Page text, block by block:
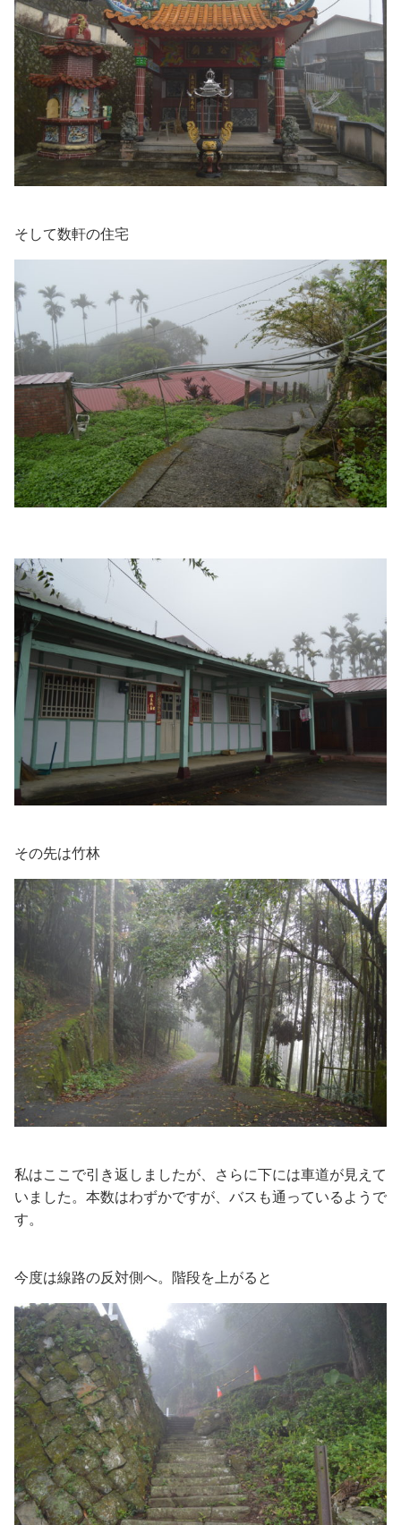
そして数軒の住宅
その先は竹林
私はここで引き返しましたが、さらに下には車道が見えて
いました。本数はわずかですが、バスも通っているようで
す。
今度は線路の反対側へ。階段を上がると